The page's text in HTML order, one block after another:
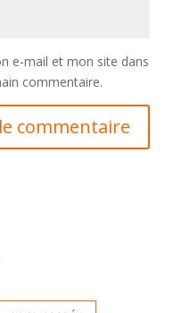
e-mail et mon site dans
commentaire.